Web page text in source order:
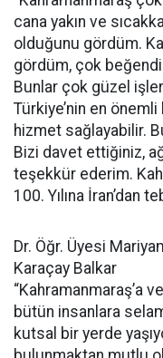
cana yakın ve
olduğunu gördüm.
gördüm, çok
Bunlar çok güzel
Türkiye’nin en
hizmet sağlayabilir.
Bizi davet ettiğiniz,
teşekkür ederim.
100. Yılına İran’dan
Dr. Öğr. Üyesi
Karaçay Balkar
“Kahramanmaraş’a
bütün insanlara
kutsal bir yerde